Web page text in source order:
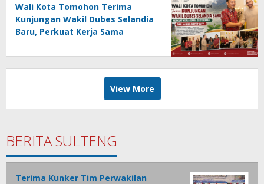
Wali Kota Tomohon Terima
Kunjungan Wakil Dubes Selandia
Baru, Perkuat Kerja Sama
View More
BERITA SULTENG
Terima Kunker Tim Perwakilan